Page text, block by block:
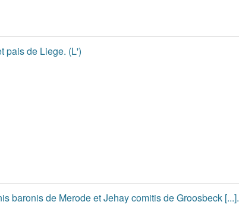
pais de Liege. (L')
baronis de Merode et Jehay comitis de Groosbeck [...].